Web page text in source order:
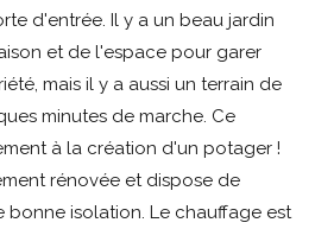
d'entrée. Il y a un beau jardin
et de l'espace pour garer
mais il y a aussi un terrain de
minutes de marche. Ce
à la création d'un potager !
rénovée et dispose de
isolation. Le chauffage est